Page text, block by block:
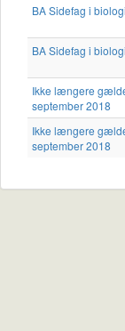
BA Sidefag i
BA Sidefag i
Ikke længere
september 2018
Ikke længere
september 2018